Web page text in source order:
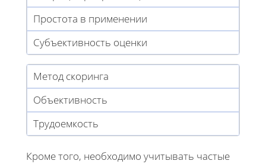
Простота в применении
Субъективность оценки
Метод скоринга
Объективность
Трудоемкость
Кроме того, необходимо учитывать частые